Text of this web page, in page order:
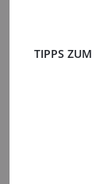
TIPPS ZUM